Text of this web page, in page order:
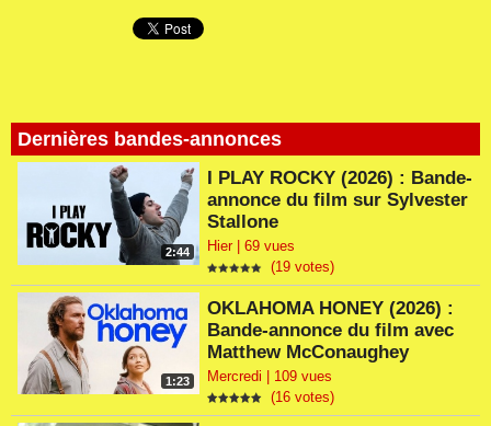
Dernières bandes-annonces
2:44
I PLAY ROCKY (2026) : Bande-
annonce du film sur Sylvester
Stallone
Hier | 69 vues
(19 votes)
1:23
OKLAHOMA HONEY (2026) :
Bande-annonce du film avec
Matthew McConaughey
Mercredi | 109 vues
(16 votes)